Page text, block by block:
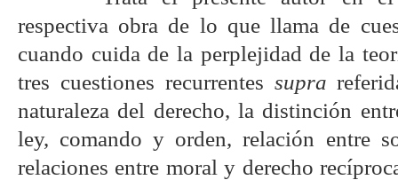
respectiva obra de lo que llama de
cuando cuida de la perplejidad de la
tres cuestiones recurrentes supra
naturaleza del derecho, la distinción
ley, comando y orden, relación entre
relaciones entre moral y derecho